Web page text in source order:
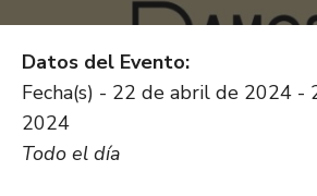
Datos del Evento:
Fecha(s) - 22 de abril de 2024 -
2024
Todo el día